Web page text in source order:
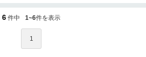
6 件中 1~6件を表示
1